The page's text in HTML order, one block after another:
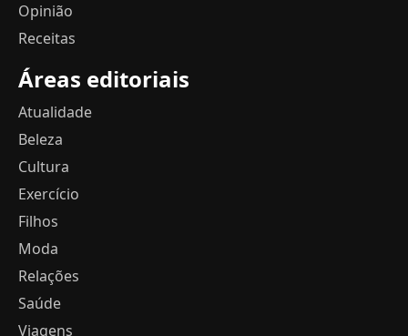
Opinião
Receitas
Áreas editoriais
Atualidade
Beleza
Cultura
Exercício
Filhos
Moda
Relações
Saúde
Viagens